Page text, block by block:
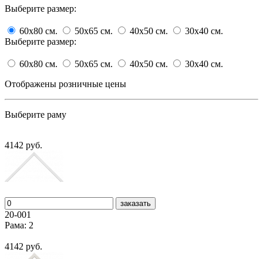
Выберите размер:
60x80 cм. 50x65 cм. 40x50 cм. 30x40 cм.
Выберите размер:
60x80 cм. 50x65 cм. 40x50 cм. 30x40 cм.
Отображены розничные цены
Выберите раму
4142 руб.
заказать
20-001
Рама: 2
4142 руб.